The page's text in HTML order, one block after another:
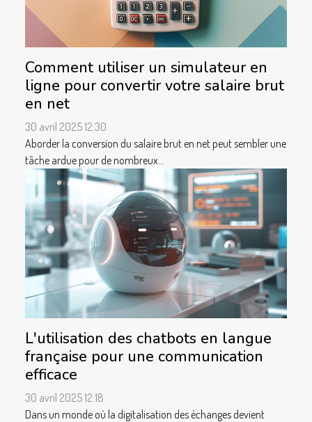
Comment utiliser un simulateur en
ligne pour convertir votre salaire brut
en net
30 avril 2025 12:30
Aborder la conversion du salaire brut en net peut sembler une
tâche ardue pour de nombreux...
L'utilisation des chatbots en langue
française pour une communication
efficace
30 avril 2025 12:18
Dans un monde où la digitalisation des échanges devient